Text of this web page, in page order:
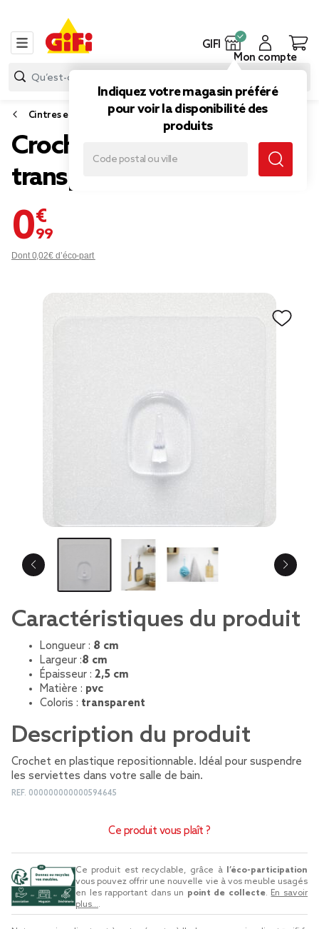
GIFI
Indiquez votre magasin préféré
pour voir la disponibilité des
produits
Mon compte
Cintres et accessoires dressing
Crochet en plastique
transparent
0,99 €
Dont 0,02€ d’éco-part
Caractéristiques du produit
Longueur : 8 cm
Largeur :8 cm
Épaisseur : 2,5 cm
Matière : pvc
Coloris : transparent
Description du produit
Crochet en plastique repositionnable. Idéal pour suspendre
les serviettes dans votre salle de bain.
REF. 000000000000594645
Ce produit vous plaît ?
Ce produit est recyclable, grâce à
l’éco-participation
vous pouvez offrir une nouvelle vie à vos meuble usagés
en les rapportant dans un point de collecte. En savoir
plus....